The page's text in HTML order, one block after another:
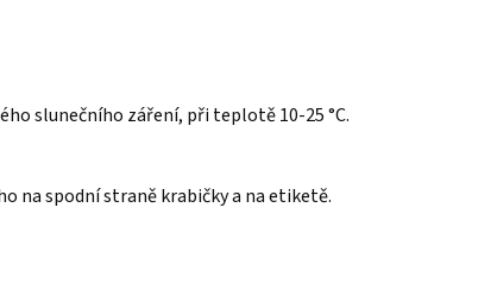
slunečního záření, při teplotě 10-25 °C.
na spodní straně krabičky a na etiketě.